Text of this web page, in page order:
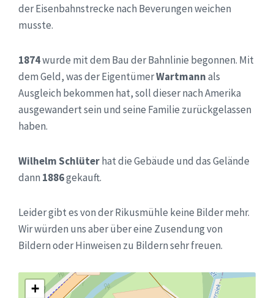
der Eisenbahnstrecke nach Beverungen weichen
musste.
1874wurde mit dem Bau der Bahnlinie begonnen. Mit
dem Geld, was der EigentümerWartmannals
Ausgleich bekommen hat, soll dieser nach Amerika
ausgewandert sein und seine Familie zurückgelassen
haben.
Wilhelm Schlüterhat die Gebäude und das Gelände
dann 1886gekauft.
Leider gibt es von der Rikusmühle keine Bilder mehr.
Wir würden uns aber über eine Zusendung von
Bildern oder Hinweisen zu Bildern sehr freuen.
+